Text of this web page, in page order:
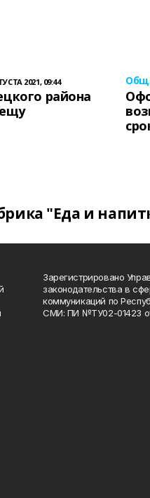
2021, 09:44
района
"Еда и
Зарегистрировано
законодательства в
коммуникаций по
СМИ: ПИ №ТУ02-01423 от